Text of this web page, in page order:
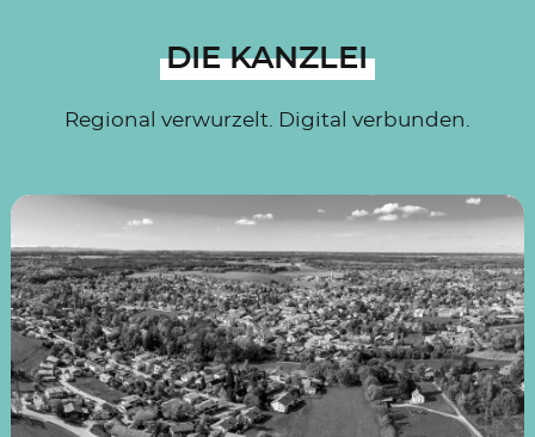
DIE KANZLEI
Regional verwurzelt. Digital verbunden.